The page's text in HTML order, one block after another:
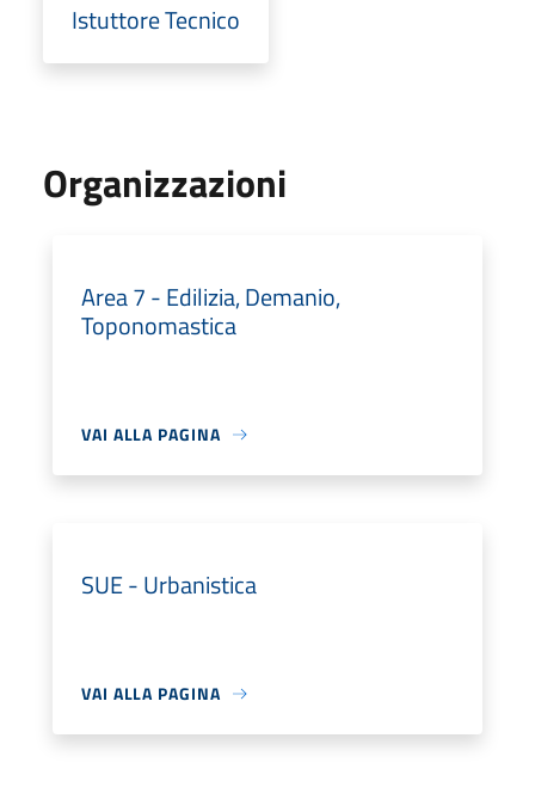
Istuttore Tecnico
Organizzazioni
Area 7 - Edilizia, Demanio,
Toponomastica
VAI ALLA PAGINA
SUE - Urbanistica
VAI ALLA PAGINA